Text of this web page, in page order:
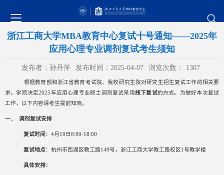
浙江工商大学MBA教育中心复试十号通知——2025年
应用心理专业调剂复试考生须知
发布者：孙丹萍 发布时间：2025-04-07 浏览次数： 1307
根据教育部和浙江省教育考试院、我校研究生院对研究生招生复试工作的相关要
求，学院决定2025年应用心理专业硕士调剂复试采用线下复试的方式。为做好本次复试
工作，以下内容请考生提前知晓。
一、 调剂复试安排
复试时间 ：4月10 日8:00-18:00
复试地点：杭州市西湖区教工路149号，浙江工商大学教工路校区1号教学楼
具体安排：